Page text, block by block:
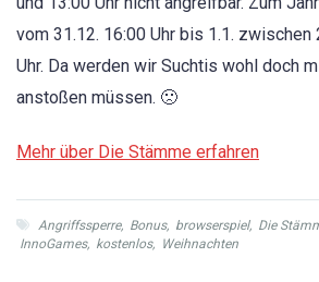
vom 31.12. 16:00 Uhr bis 1.1. zwischen
Uhr. Da werden wir Suchtis wohl doch
anstoßen müssen. 🙁
Mehr über Die Stämme erfahren
Angriffssperre, Bonus, browserspiel, Die
InnoGames, kostenlos, Weihnachten